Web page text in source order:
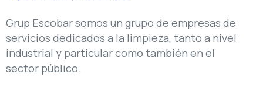
Grup Escobar somos un grupo de empresas de
servicios dedicados a la limpieza, tanto a nivel
industrial y particular como también en el
sector público.